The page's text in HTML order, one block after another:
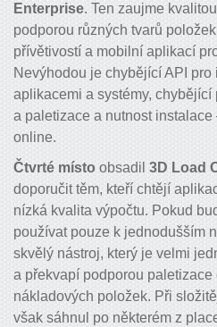
Enterprise. Ten zaujme
podporou různých tvarů
přívětivostí a mobilní aplikací
Nevýhodou je chybějící API pro
aplikacemi a systémy, chybějící
a paletizace a nutnost
online.
Čtvrté místo obsadil 3D Load
doporučit těm, kteří chtějí
nízká kvalita výpočtu. Pokud
používat pouze k jednodušším
skvělý nástroj, který je velmi
a překvapí podporou paletizace
nákladových položek. Při
však sáhnul po některém z